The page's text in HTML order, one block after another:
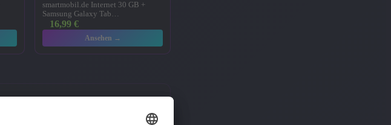
smartmobil.de Internet 30 GB +
Samsung Galaxy Tab…
16,99 €
Ansehen →